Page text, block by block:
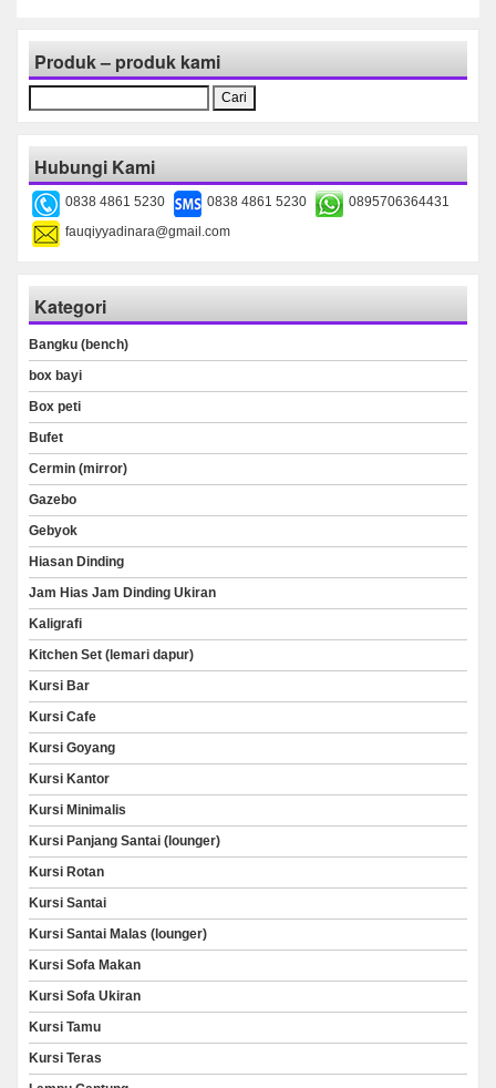
Produk – produk kami
untuk:
Hubungi Kami
0838 4861 5230 0838 4861 5230
0895706364431
fauqiyyadinara@gmail.com
Kategori
Bangku (bench)
box bayi
Box peti
Bufet
Cermin (mirror)
Gazebo
Gebyok
Hiasan Dinding
Jam Hias Jam Dinding Ukiran
Kaligrafi
Kitchen Set (lemari dapur)
Kursi Bar
Kursi Cafe
Kursi Goyang
Kursi Kantor
Kursi Minimalis
Kursi Panjang Santai (lounger)
Kursi Rotan
Kursi Santai
Kursi Santai Malas (lounger)
Kursi Sofa Makan
Kursi Sofa Ukiran
Kursi Tamu
Kursi Teras